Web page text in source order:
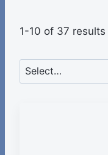
1-10 of 37 results